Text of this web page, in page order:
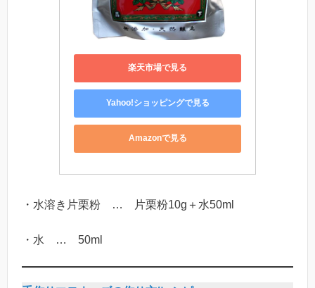
楽天市場で見る
Yahoo!ショッピングで見る
Amazonで見る
・水溶き片栗粉 … 片栗粉10g＋水50ml
・水 … 50ml